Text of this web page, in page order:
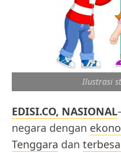
Ilustrasi
EDISI.CO, NASIONAL
negara dengan
Tenggara dan